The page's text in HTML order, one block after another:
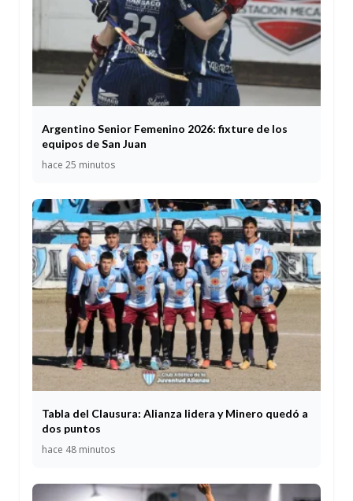
Argentino Senior Femenino 2026: fixture de los
equipos de San Juan
hace 25 minutos
Tabla del Clausura: Alianza lidera y Minero quedó a
dos puntos
hace 48 minutos